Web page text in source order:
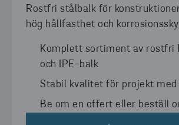
Rostfri stålbalk för
hög hållfasthet och
Komplett sortiment av rostfri
och IPE-balk
Stabil kvalitet för projekt med
Be om en offert eller beställ